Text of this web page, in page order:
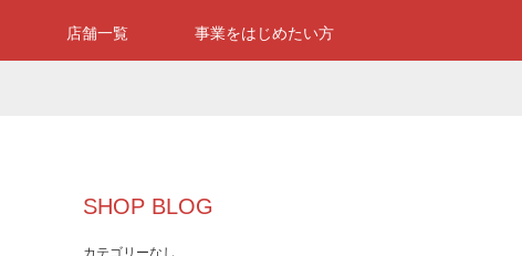
店舗一覧 事業をはじめたい方
SHOP BLOG
カテゴリーなし